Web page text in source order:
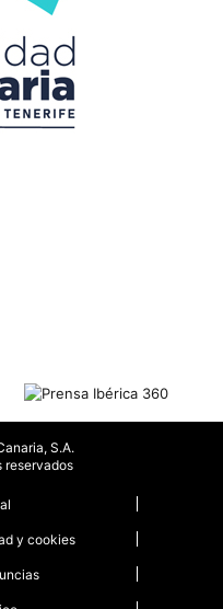
S.A.
reservados
y cookies